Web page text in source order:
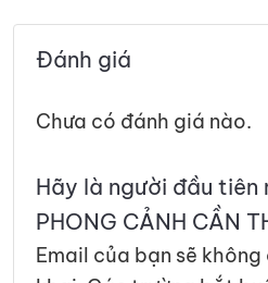
Đánh giá
Chưa có đánh giá nào.
Hãy là người đầu tiên
PHONG CẢNH CẦN
Email của bạn sẽ